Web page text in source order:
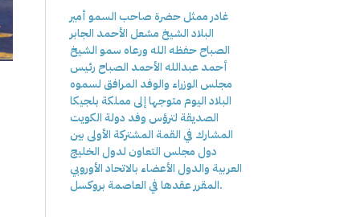
غادر ممثل حضرة صاحب السمو أمير
البلاد الشيخ مشعل الأحمد الجابر
الصباح حفظه الله ورعاه سمو الشيخ
أحمد عبدالله الأحمد الصباح رئيس
مجلس الوزراء والوفد المرافق لسموه
البلاد اليوم متوجها إلى مملكة بلجيكا
الصديقة لترؤس وفد دولة الكويت
المشارك في القمة المشتركة الأولى بين
دول مجلس التعاون لدول الخليج
العربية والدول الأعضاء بالاتحاد الأوروبي
المقرر عقدها في العاصمة بروكسل.